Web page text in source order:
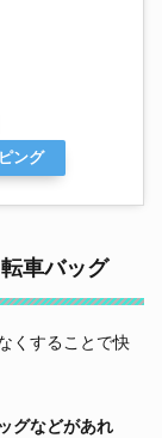
ング
車バッグ
くすることで快
グなどがあれ